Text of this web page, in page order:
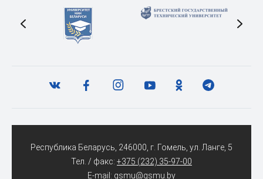
Республика Беларусь, 246000, г. Гомель, ул. Ланге, 5
Тел. / факс: +375 (232) 35-97-00
E-mail: gsmu@gsmu.by